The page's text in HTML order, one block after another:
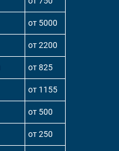
от 5000
от 2200
от 825
от 1155
от 500
от 250